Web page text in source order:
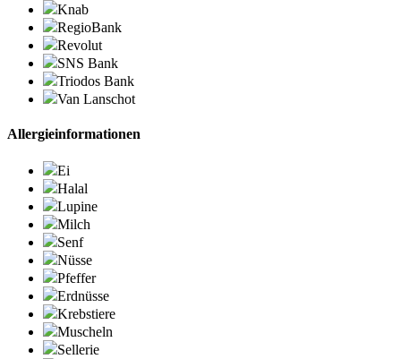
Knab
RegioBank
Revolut
SNS Bank
Triodos Bank
Van Lanschot
Allergieinformationen
Ei
Halal
Lupine
Milch
Senf
Nüsse
Pfeffer
Erdnüsse
Krebstiere
Muscheln
Sellerie